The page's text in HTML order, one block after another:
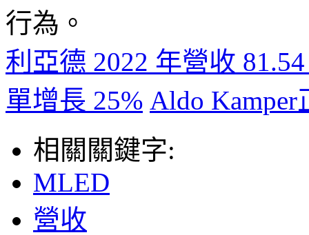
行為。
利亞德 2022 年營收
單增長 25% Aldo
相關關鍵字:
MLED
營收